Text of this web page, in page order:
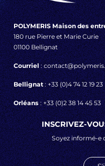
POLYMERIS Maison des
180 rue Pierre et Marie Curie
01100 Bellignat
Courriel:
Bellignat: +33 (0)4 74 12 19 23
Orléans: +33 (0)2 38 14 45 53
INSCRIVEZ-
Soyez informé-e